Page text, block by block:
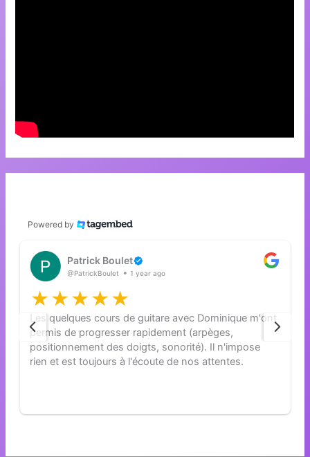
Powered by
Patrick Boulet
@PatrickBoulet 1 year ago
Les quelques cours de guitare avec Dominique m'ont
permis de progresser rapidement (arpèges,
positionnement des doigts, sonorité). Il n'impose
rien et est toujours à l'écoute de nos attentes.